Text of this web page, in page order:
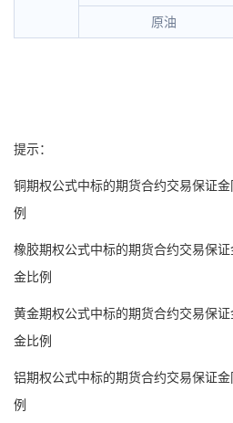
原油
提示：
铜期权公式中标的期货合约交易保证
例
橡胶期权公式中标的期货合约交易保
金比例
黄金期权公式中标的期货合约交易保
金比例
铝期权公式中标的期货合约交易保证
例